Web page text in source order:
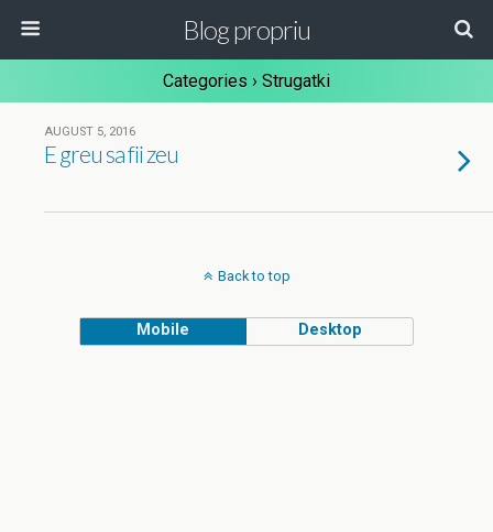
Blog propriu
Categories › Strugatki
AUGUST 5, 2016
E greu sa fii zeu
Back to top
Mobile Desktop